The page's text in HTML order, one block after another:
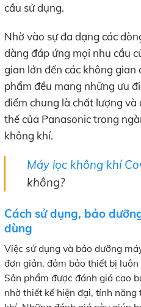
cầu sử dụng.
Nhờ vào sự đa dạng các
dàng đáp ứng mọi nhu cầu
gian lớn đến các không gian
phẩm đều mang những ưu
điểm chung là chất lượng và
thế của Panasonic trong
không khí.
Máy lọc không khí
không?
Cách sử dụng, bảo
dùng
Việc sử dụng và bảo dưỡng
đơn giản, đảm bảo thiết bị
Sản phẩm được đánh giá cao
nhờ thiết kế hiện đại, tính